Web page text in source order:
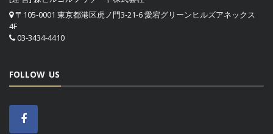
〒105-0001 東京都港区虎ノ門3-21-6 愛宕グリーンヒルズアネックス
4F
03-3434-4410
FOLLOW US